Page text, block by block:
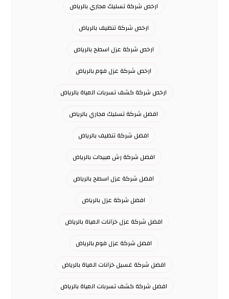
ارخص شركة تسليك مجاري بالرياض
ارخص شركة تنظيف بالرياض
ارخص شركة عزل اسطح بالرياض
ارخص شركة عزل فوم بالرياض
ارخص شركة كشف تسربات المياة بالرياض
افضل شركة تسليك مجاري بالرياض
افضل شركة تنظيف بالرياض
افضل شركة رش مبيدات بالرياض
افضل شركة عزل اسطح بالرياض
افضل شركة عزل بالرياض
افضل شركة عزل خزانات المياة بالرياض
افضل شركة عزل فوم بالرياض
افضل شركة غسيل خزانات المياة بالرياض
افضل شركة كشف تسربات المياة بالرياض